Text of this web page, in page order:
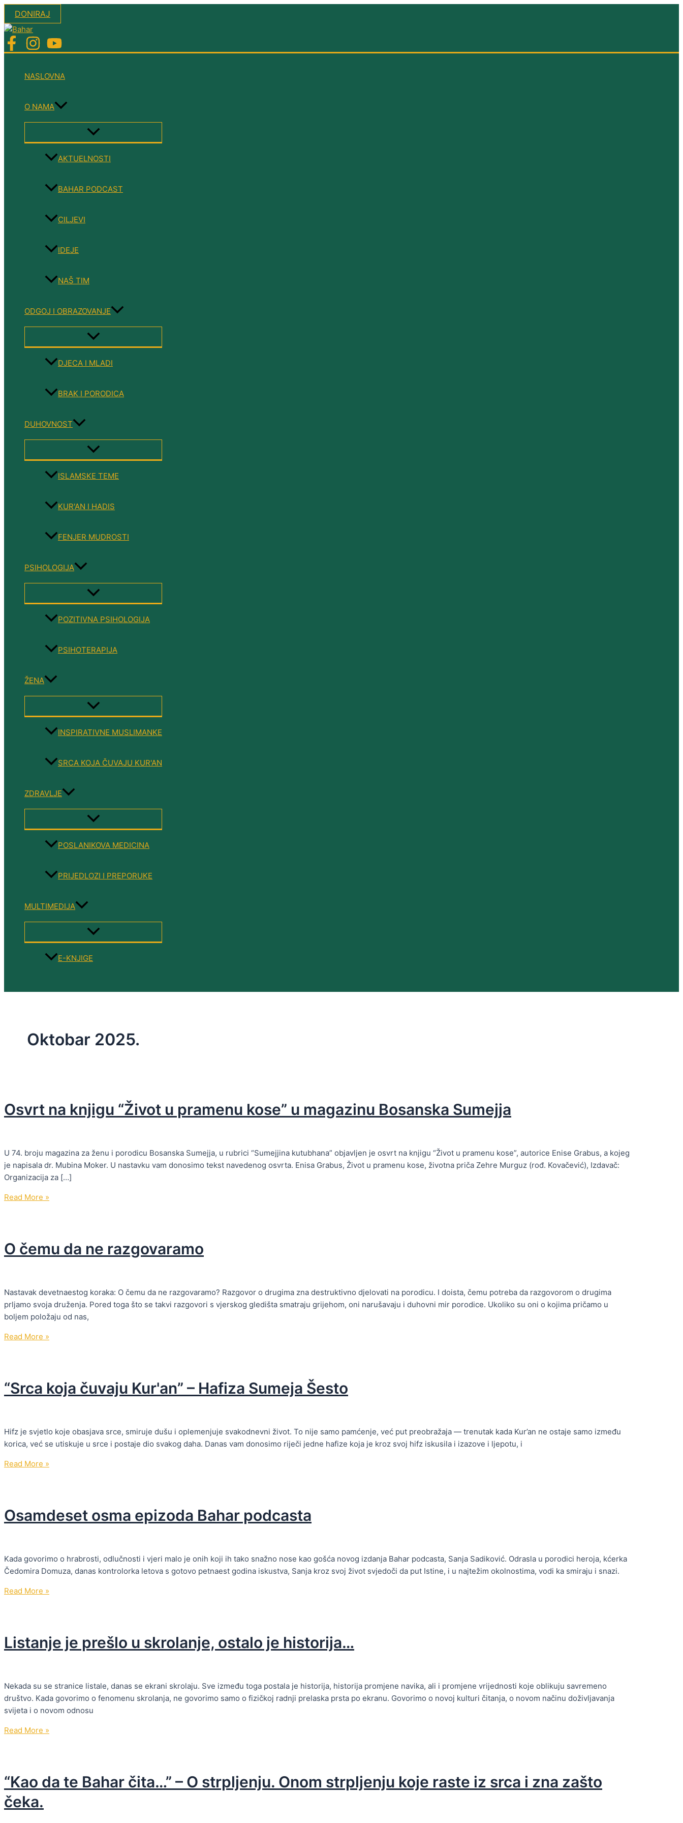
Skip
to
content
DONIRAJ
NASLOVNA
O NAMA
MENU
TOGGLE
AKTUELNOSTI
BAHAR PODCAST
CILJEVI
IDEJE
NAŠ TIM
ODGOJ I OBRAZOVANJE
MENU
TOGGLE
DJECA I MLADI
BRAK I PORODICA
DUHOVNOST
MENU
TOGGLE
ISLAMSKE TEME
KUR'AN I HADIS
FENJER MUDROSTI
PSIHOLOGIJA
MENU
TOGGLE
POZITIVNA PSIHOLOGIJA
PSIHOTERAPIJA
ŽENA
MENU
TOGGLE
INSPIRATIVNE MUSLIMANKE
SRCA KOJA ČUVAJU KUR'AN
ZDRAVLJE
MENU
TOGGLE
POSLANIKOVA MEDICINA
PRIJEDLOZI I PREPORUKE
MULTIMEDIJA
MENU
TOGGLE
E-KNJIGE
Oktobar 2025.
Osvrt na knjigu “Život u pramenu kose” u magazinu Bosanska Sumejja
U 74. broju magazina za ženu i porodicu Bosanska Sumejja, u rubrici “Sumejjina kutubhana” objavljen je osvrt na knjigu “Život u pramenu kose”, autorice Enise Grabus, a kojeg
je napisala dr. Mubina Moker. U nastavku vam donosimo tekst navedenog osvrta. Enisa Grabus, Život u pramenu kose, životna priča Zehre Murguz (rođ. Kovačević), Izdavač:
Organizacija za […]
Osvrt
u
pramenu
magazinu
Bosanska
Sumejja
Read More »
O čemu da ne razgovaramo
Nastavak devetnaestog koraka: O čemu da ne razgovaramo? Razgovor o drugima zna destruktivno djelovati na porodicu. I doista, čemu potreba da razgovorom o drugima
prljamo svoja druženja. Pored toga što se takvi razgovori s vjerskog gledišta smatraju grijehom, oni narušavaju i duhovni mir porodice. Ukoliko su oni o kojima pričamo u
boljem položaju od nas,
O
razgovaramo
Read More »
“Srca koja čuvaju Kur'an” – Hafiza Sumeja Šesto
Hifz je svjetlo koje obasjava srce, smiruje dušu i oplemenjuje svakodnevni život. To nije samo pamćenje, već put preobražaja — trenutak kada Kur’an ne ostaje samo između
korica, već se utiskuje u srce i postaje dio svakog daha. Danas vam donosimo riječi jedne hafize koja je kroz svoj hifz iskusila i izazove i ljepotu, i
“Srca
–
Hafiza
Read More »
Osamdeset osma epizoda Bahar podcasta
Kada govorimo o hrabrosti, odlučnosti i vjeri malo je onih koji ih tako snažno nose kao gošća novog izdanja Bahar podcasta, Sanja Sadiković. Odrasla u porodici heroja, kćerka
Čedomira Domuza, danas kontrolorka letova s gotovo petnaest godina iskustva, Sanja kroz svoj život svjedoči da put Istine, i u najtežim okolnostima, vodi ka smiraju i snazi.
Osamdeset
podcasta
Read More »
Listanje je prešlo u skrolanje, ostalo je historija…
Nekada su se stranice listale, danas se ekrani skrolaju. Sve između toga postala je historija, historija promjene navika, ali i promjene vrijednosti koje oblikuju savremeno
društvo. Kada govorimo o fenomenu skrolanja, ne govorimo samo o fizičkoj radnji prelaska prsta po ekranu. Govorimo o novoj kulturi čitanja, o novom načinu doživljavanja
svijeta i o novom odnosu
Listanje
skrolanje,
ostalo
je
Read More »
“Kao da te Bahar čita…” – O strpljenju. Onom strpljenju koje raste iz srca i zna zašto
čeka.